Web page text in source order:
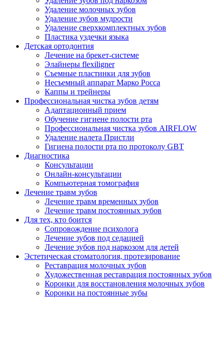
Удаление молочных зубов
Удаление зубов мудрости
Удаление сверхкомплектных зубов
Пластика уздечки языка
Детская ортодонтия
Лечение на брекет-системе
Элайнеры flexiligner
Съемные пластинки для зубов
Несъемный аппарат Марко Росса
Каппы и трейнеры
Профессиональная чистка зубов детям
Адаптационный прием
Обучение гигиене полости рта
Профессиональная чистка зубов AIRFLOW
Удаление налета Пристли
Гигиена полости рта по протоколу GBT
Диагностика
Консультации
Онлайн-консультации
Компьютерная томография
Лечение травм зубов
Лечение травм временных зубов
Лечение травм постоянных зубов
Для тех, кто боится
Сопровождение психолога
Лечение зубов под седацией
Лечение зубов под наркозом для детей
Эстетическая стоматология, протезирование
Реставрация молочных зубов
Художественная реставрация постоянных зубов
Коронки для восстановления молочных зубов
Коронки на постоянные зубы